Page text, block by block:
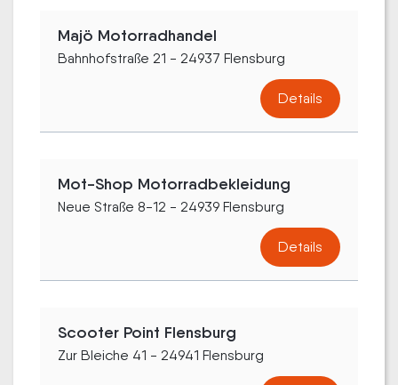
Majö Motorradhandel
Bahnhofstraße 21 - 24937 Flensburg
Details
Mot-Shop Motorradbekleidung
Neue Straße 8-12 - 24939 Flensburg
Details
Scooter Point Flensburg
Zur Bleiche 41 - 24941 Flensburg